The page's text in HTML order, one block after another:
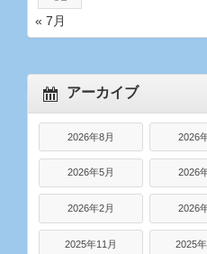
« 7月
アーカイブ
2026年8月 2026
2026年5月 2026
2026年2月 2026
2025年11月 2025